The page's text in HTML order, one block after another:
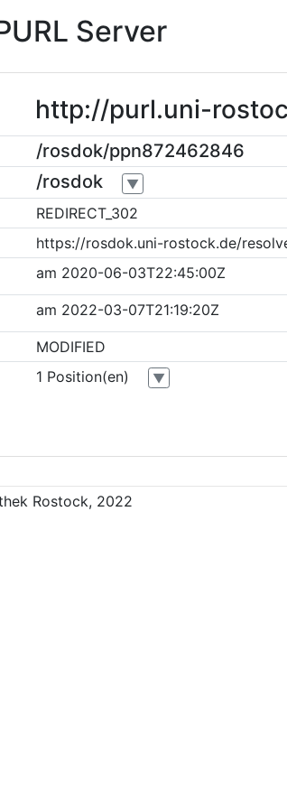
Server
http://purl.uni-
/rosdok/ppn872462846
/rosdok ▼
REDIRECT_302
https://rosdok.uni-rostock.de/
am 2020-06-03T22:45:00Z
am 2022-03-07T21:19:20Z
MODIFIED
1 Position(en) ▼
Rostock, 2022